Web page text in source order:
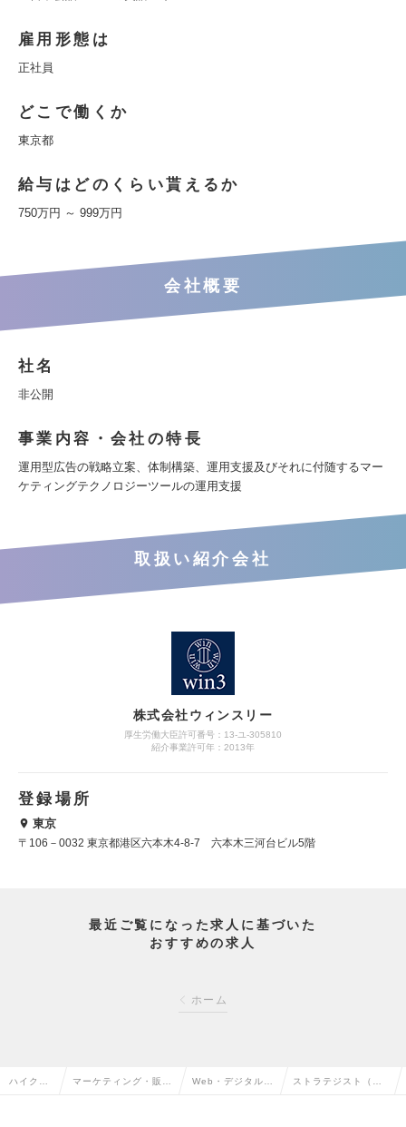
雇用形態は
正社員
どこで働くか
東京都
給与はどのくらい貰えるか
750万円 ～ 999万円
会社概要
社名
非公開
事業内容・会社の特長
運用型広告の戦略立案、体制構築、運用支援及びそれに付随するマー
ケティングテクノロジーツールの運用支援
取扱い紹介会社
株式会社ウィンスリー
厚生労働大臣許可番号：13-ユ-305810
紹介事業許可年：2013年
登録場所
東京
〒106－0032 東京都港区六本木4-8-7 六本木三河台ビル5階
最近ご覧になった求人に基づいた
おすすめの求人
ホーム
ハイクラ マーケティング・販促 Web・デジタルマ ストラテジスト（マ